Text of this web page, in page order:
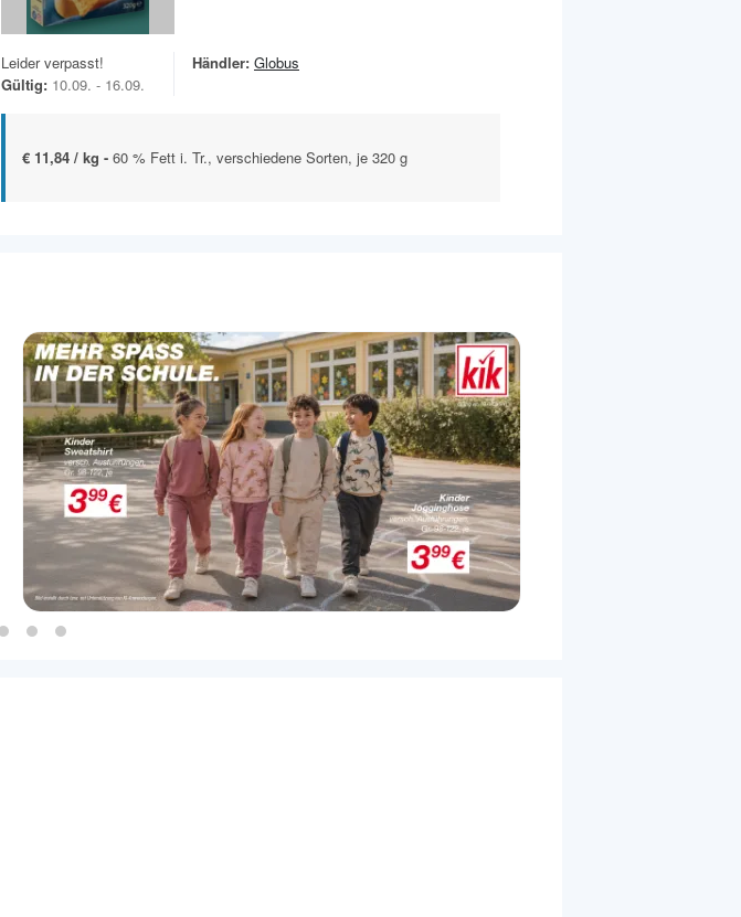
Leider verpasst!
Gültig: 10.09. - 16.09.
Händler: Globus
€ 11,84 / kg - 60 % Fett i. Tr., verschiedene Sorten, je 320 g